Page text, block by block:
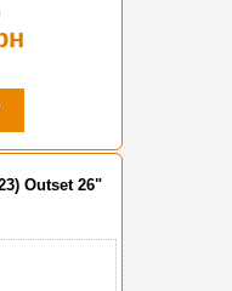
Outset 26"